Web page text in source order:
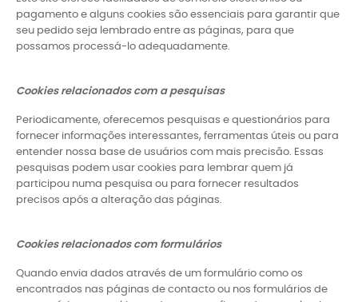
pagamento e alguns cookies são essenciais para garantir que
seu pedido seja lembrado entre as páginas, para que
possamos processá-lo adequadamente.
Cookies relacionados com a pesquisas
Periodicamente, oferecemos pesquisas e questionários para
fornecer informações interessantes, ferramentas úteis ou para
entender nossa base de usuários com mais precisão. Essas
pesquisas podem usar cookies para lembrar quem já
participou numa pesquisa ou para fornecer resultados
precisos após a alteração das páginas.
Cookies relacionados com formulários
Quando envia dados através de um formulário como os
encontrados nas páginas de contacto ou nos formulários de